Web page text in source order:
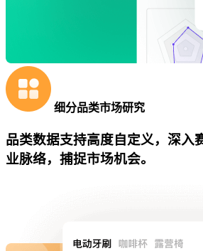
细分品类市场研究
品类数据支持高度自定义，深入
业脉络，捕捉市场机会。